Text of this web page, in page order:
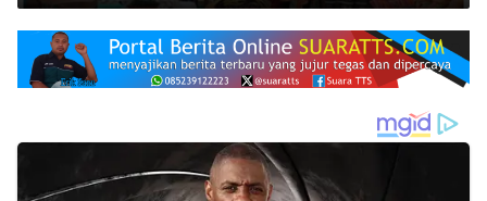
BKPSDM